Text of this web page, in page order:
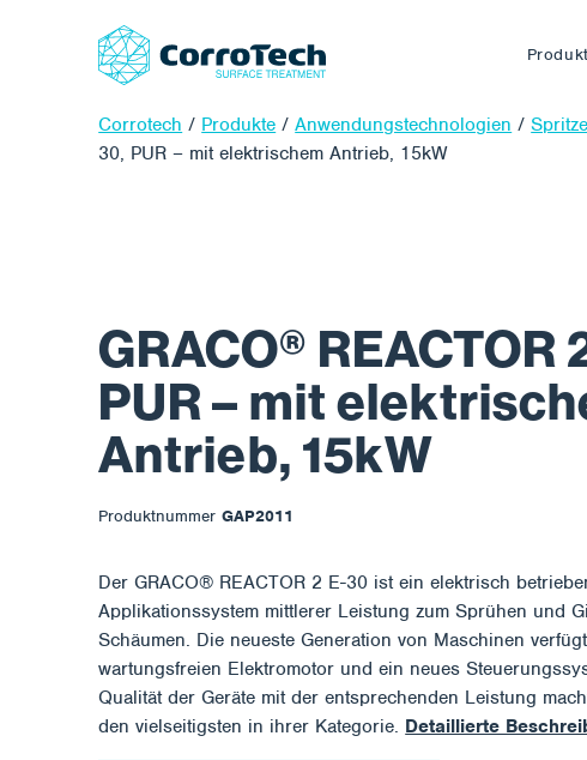
Corrotech / Produkte /Anwendungstechnologien /
30, PUR – mit elektrischem Antrieb, 15kW
GRACO® REACTOR
PUR – mit
Antrieb, 15kW
Produktnummer GAP2011
Der GRACO® REACTOR 2 E-30 ist ein elektrisch
Applikationssystem mittlerer Leistung zum Sprühen und
Schäumen. Die neueste Generation von Maschinen
wartungsfreien Elektromotor und ein neues
Qualität der Geräte mit der entsprechenden Leistung
den vielseitigsten in ihrer Kategorie. Detaillierte